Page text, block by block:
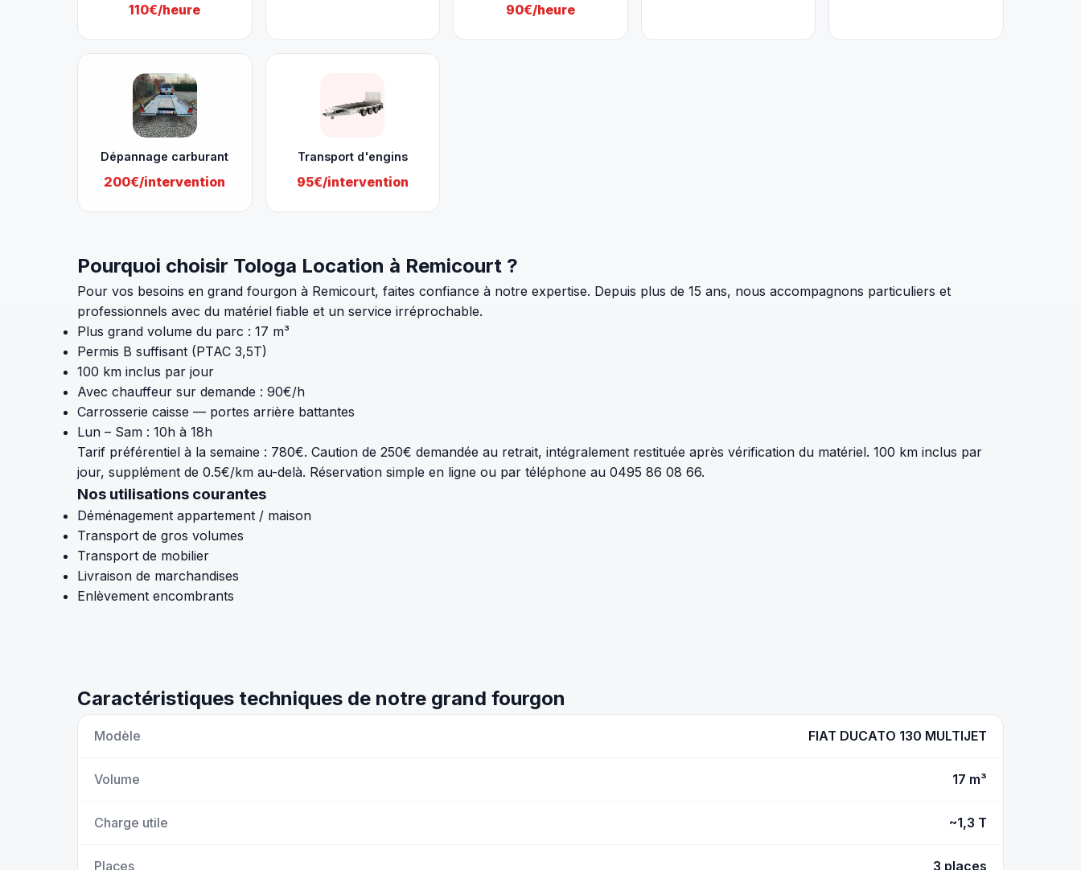
110€/heure 90€/heure
Dépannage carburant
200€/intervention
Transport d'engins
95€/intervention
Pourquoi choisir Tologa Location à Remicourt ?
Pour vos besoins en grand fourgon à Remicourt, faites confiance à notre expertise. Depuis plus de 15 ans, nous accompagnons particuliers et
professionnels avec du matériel fiable et un service irréprochable.
Plus grand volume du parc : 17 m³
Permis B suffisant (PTAC 3,5T)
100 km inclus par jour
Avec chauffeur sur demande : 90€/h
Carrosserie caisse — portes arrière battantes
Lun – Sam : 10h à 18h
Tarif préférentiel à la semaine : 780€. Caution de 250€ demandée au retrait, intégralement restituée après vérification du matériel. 100 km inclus par
jour, supplément de 0.5€/km au-delà. Réservation simple en ligne ou par téléphone au 0495 86 08 66.
Nos utilisations courantes
Déménagement appartement / maison
Transport de gros volumes
Transport de mobilier
Livraison de marchandises
Enlèvement encombrants
Caractéristiques techniques de notre grand fourgon
Modèle FIAT DUCATO 130 MULTIJET
Volume 17 m³
Charge utile ~1,3 T
Places 3 places